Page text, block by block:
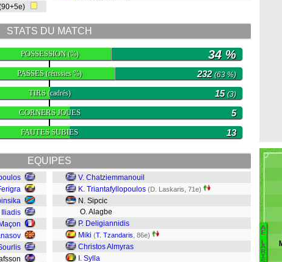
STATS DU MATCH
POSSESSION(%) 34 %
PASSES(réussies %) 232(63 %)
TIRS(cadrés) 15(3)
CORNERS JOUES 5
FAUTES SUBIES 13
EQUIPES
Iliadis
V. Chatziemmanouil
K. Triantafyllopoulos (D. Laskaris, 71e)
N. Sipcic
O. Alagbe
P. Deligiannidis
Miki (T. Tzandaris , 86e)
Christos Almyras
I. Sylla
A
E
L
A
R
I